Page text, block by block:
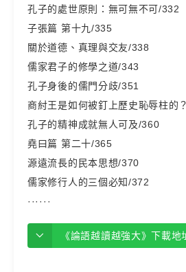
孔子的處世原則：無可無不可/332
子張篇 第十九/335
關於道德、真理與交友/338
儒家君子的修學之道/343
孔子身後的儒門分歧/351
商紂王是如何被釘上歷史恥辱柱的
孔子的精神成就無人可及/360
堯曰篇 第二十/365
源遠流長的民本思想/370
儒家修行人的三個必知/372
······
《論語越讀越強大》下載地